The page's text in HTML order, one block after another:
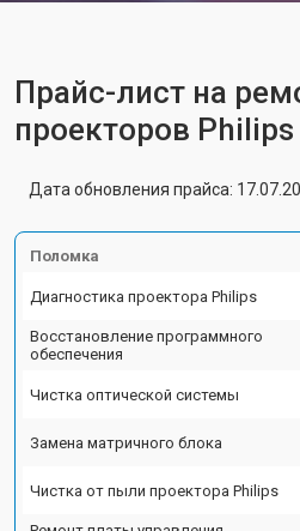
Прайс-лист на
проекторов Philips
Дата обновления прайса:
Поломка
Диагностика проектора Philips
Восстановление программного
обеспечения
Чистка оптической системы
Замена матричного блока
Чистка от пыли проектора Philips